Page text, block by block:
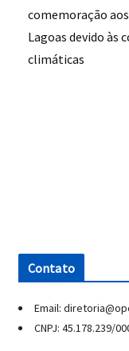
Contato
Email:
CNPJ: 45.178.239/